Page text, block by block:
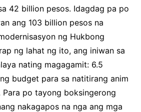
42 billion pesos. Idagdag pa po
ang 103 billion pesos na
ng Hukbong
ng lahat ng ito, ang iniwan sa
nating magagamit: 6.5
budget para sa natitirang anim
Para po tayong boksingerong
nakagapos na nga ang mga